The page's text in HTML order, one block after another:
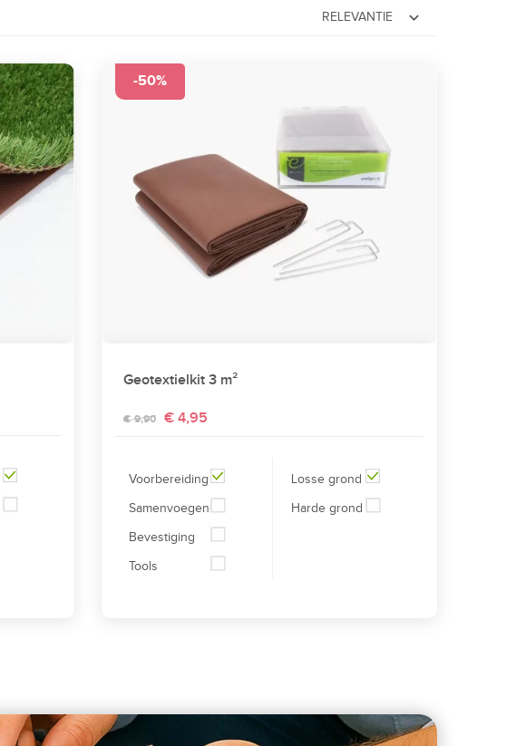
RELEVANTIE expand_more
-50%
Geotextielkit 3 m²
€ 9,90 € 4,95
Voorbereiding
Samenvoegen
Bevestiging
Tools
Losse grond
Harde grond